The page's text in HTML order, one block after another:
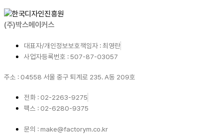
(주)박스메이커스
대표자/개인정보보호책임자 : 최영란
사업자등록번호 : 507-87-03057
주소 : 04558 서울 중구 퇴계로 235. A동 209호
전화 : 02-2263-9275
팩스 : 02-6280-9375
문의 : make@factorym.co.kr